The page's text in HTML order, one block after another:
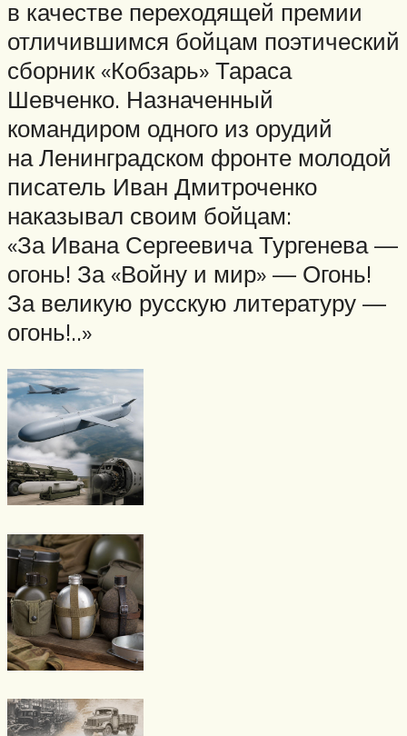
в качестве переходящей премии
отличившимся бойцам поэтический
сборник «Кобзарь» Тараса
Шевченко. Назначенный
командиром одного из орудий
на Ленинградском фронте молодой
писатель Иван Дмитроченко
наказывал своим бойцам:
«За Ивана Сергеевича Тургенева —
огонь! За «Войну и мир» — Огонь!
За великую русскую литературу —
огонь!..»